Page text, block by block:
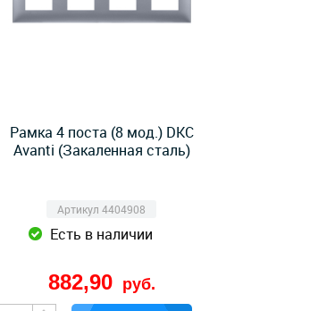
Рамка 4 поста (8 мод.) DKC
Avanti (Закаленная сталь)
Артикул 4404908
Есть в наличии
882,90 руб.